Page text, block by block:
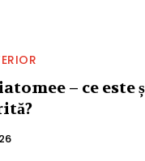
– ce este